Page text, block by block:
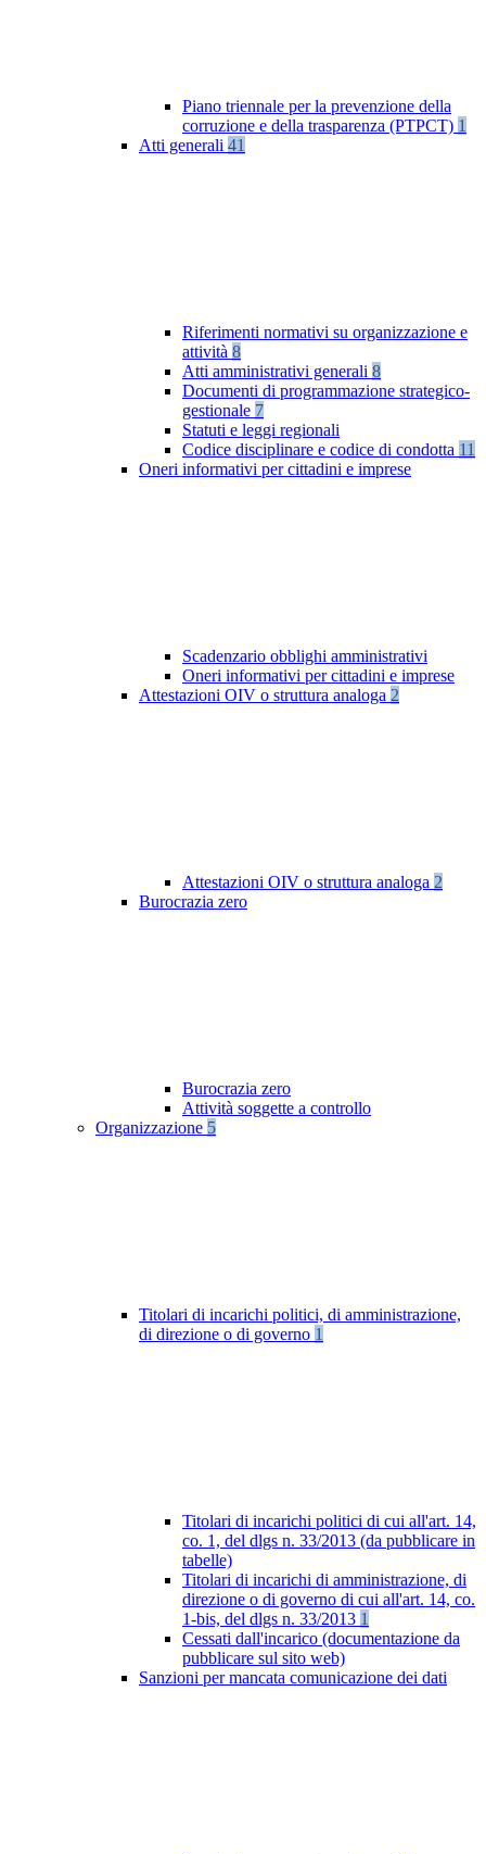
Piano triennale per la prevenzione della
corruzione e della trasparenza (PTPCT) 1
Atti generali 41
Riferimenti normativi su organizzazione e
attività 8
Atti amministrativi generali 8
Documenti di programmazione strategico-
gestionale 7
Statuti e leggi regionali
Codice disciplinare e codice di condotta 11
Oneri informativi per cittadini e imprese
Scadenzario obblighi amministrativi
Oneri informativi per cittadini e imprese
Attestazioni OIV o struttura analoga 2
Attestazioni OIV o struttura analoga 2
Burocrazia zero
Burocrazia zero
Attività soggette a controllo
Organizzazione 5
Titolari di incarichi politici, di amministrazione,
di direzione o di governo 1
Titolari di incarichi politici di cui all'art. 14,
co. 1, del dlgs n. 33/2013 (da pubblicare in
tabelle)
Titolari di incarichi di amministrazione, di
direzione o di governo di cui all'art. 14, co.
1-bis, del dlgs n. 33/2013 1
Cessati dall'incarico (documentazione da
pubblicare sul sito web)
Sanzioni per mancata comunicazione dei dati